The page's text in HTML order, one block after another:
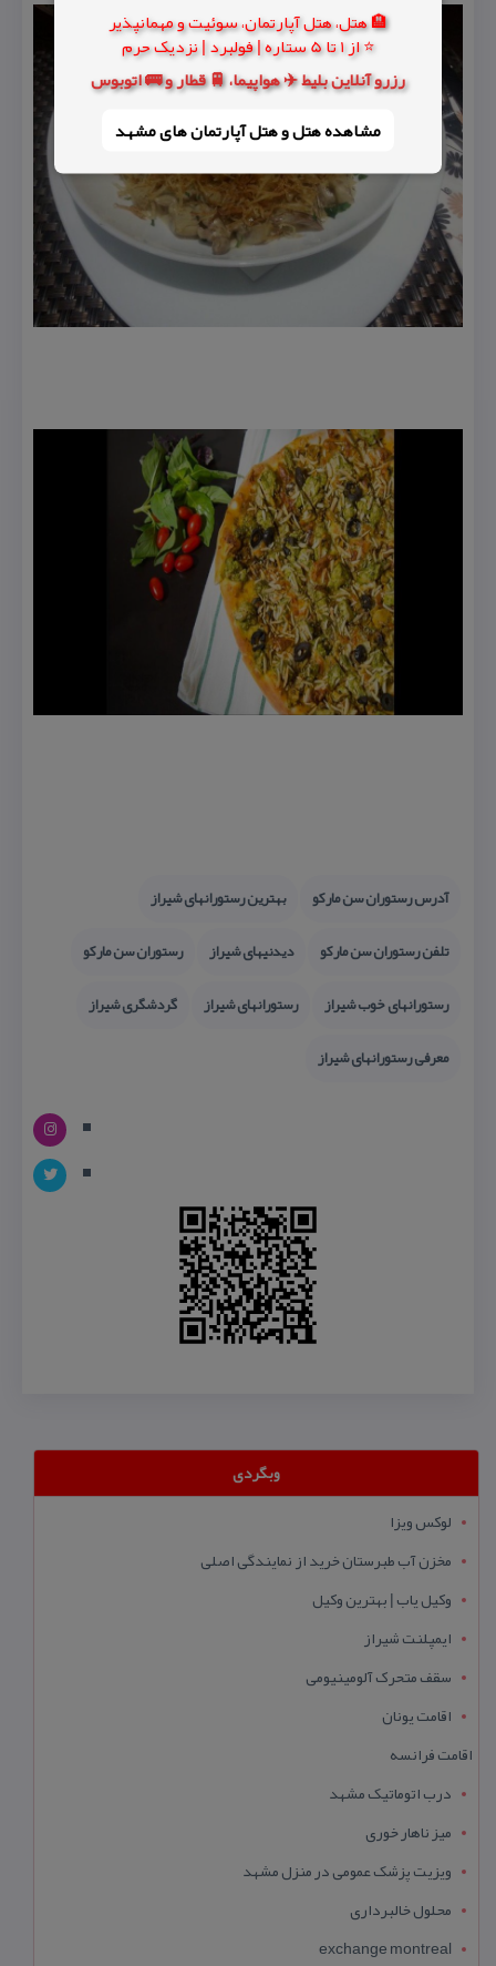
🏨 هتل، هتل آپارتمان، سوئیت و مهمانپذیر
⭐ از 1 تا 5 ستاره | فولبرد | نزدیک حرم
رزرو آنلاین بلیط ✈️ هواپیما، 🚆 قطار و 🚌 اتوبوس
مشاهده هتل و هتل‌ آپارتمان های مشهد
آدرس رستوران سن ماركو
بهترین رستورانهای شیراز
تلفن رستوران سن ماركو
دیدنیهای شیراز
رستوران سن ماركو
رستورانهای خوب شیراز
رستورانهای شیراز
گردشگری شیراز
معرفی رستورانهای شیراز
وبگردی
لوکس ویزا
مخزن آب طبرستان خرید از نمایندگی اصلی
وکیل یاب | بهترین وکیل
ایمپلنت شیراز
سقف متحرک آلومینیومی
اقامت یونان
اقامت فرانسه
درب اتوماتیک مشهد
میز ناهار خوری
ویزیت پزشک عمومی در منزل مشهد
محلول خالبرداری
exchange montreal